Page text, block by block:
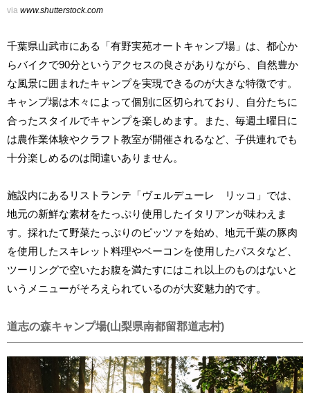
via www.shutterstock.com
千葉県山武市にある「有野実苑オートキャンプ場」は、都心か
らバイクで90分というアクセスの良さがありながら、自然豊か
な風景に囲まれたキャンプを実現できるのが大きな特徴です。
キャンプ場は木々によって個別に区切られており、自分たちに
合ったスタイルでキャンプを楽しめます。また、毎週土曜日に
は農作業体験やクラフト教室が開催されるなど、子供連れでも
十分楽しめるのは間違いありません。
施設内にあるリストランテ「ヴェルデューレ リッコ」では、
地元の新鮮な素材をたっぷり使用したイタリアンが味わえま
す。採れたて野菜たっぷりのピッツァを始め、地元千葉の豚肉
を使用したスキレット料理やベーコンを使用したパスタなど、
ツーリングで空いたお腹を満たすにはこれ以上のものはないと
いうメニューがそろえられているのが大変魅力的です。
道志の森キャンプ場(山梨県南都留郡道志村)